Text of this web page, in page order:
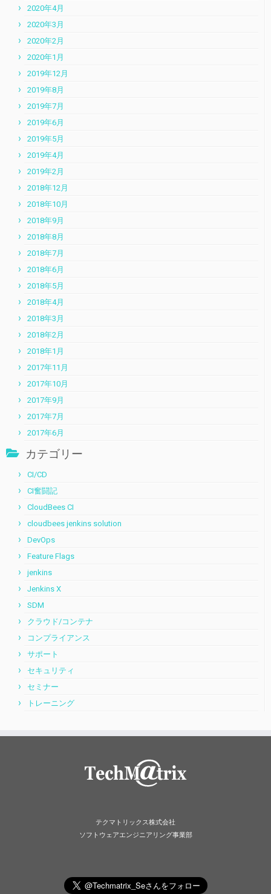
2020年4月
2020年3月
2020年2月
2020年1月
2019年12月
2019年8月
2019年7月
2019年6月
2019年5月
2019年4月
2019年2月
2018年12月
2018年10月
2018年9月
2018年8月
2018年7月
2018年6月
2018年5月
2018年4月
2018年3月
2018年2月
2018年1月
2017年11月
2017年10月
2017年9月
2017年7月
2017年6月
カテゴリー
CI/CD
CI奮闘記
CloudBees CI
cloudbees jenkins solution
DevOps
Feature Flags
jenkins
Jenkins X
SDM
クラウド/コンテナ
コンプライアンス
サポート
セキュリティ
セミナー
トレーニング
テクマトリックス株式会社
ソフトウェアエンジニアリング事業部